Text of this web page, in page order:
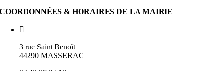
COORDONNÉES & HORAIRES DE LA MAIRIE
3 rue Saint Benoît
44290 MASSERAC